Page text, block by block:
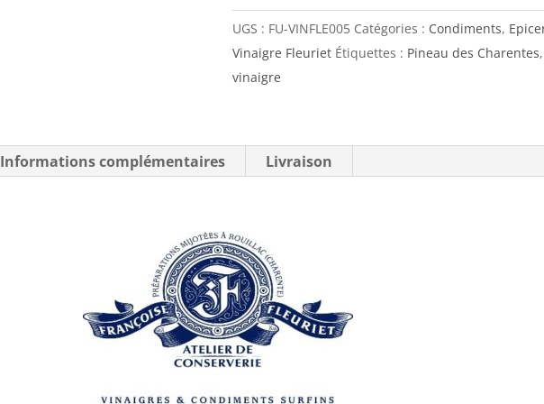
UGS : FU-VINFLE005 Catégories : Condiments,
Vinaigre Fleuriet Étiquettes : Pineau des Charentes,
vinaigre
Informations complémentaires Livraison